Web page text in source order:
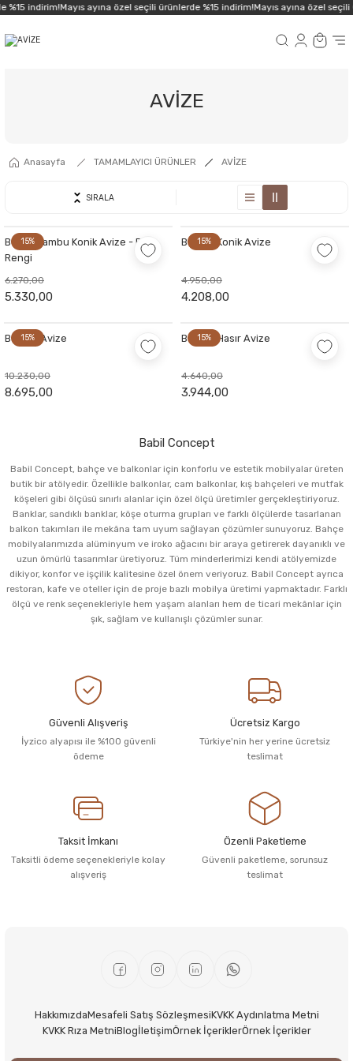
%15 indirim!Mayıs ayına özel seçili ürünlerde %15 indirim!Mayıs ayına özel seçili
AVİZE
Anasayfa TAMAMLAYICI ÜRÜNLER AVİZE
SIRALA
15%
Büyük Bambu Konik Avize - Bal
Rengi
6.270,00
5.330,00
15%
Bambu Konik Avize
4.950,00
4.208,00
15%
Bambu Avize
10.230,00
8.695,00
15%
Bambu Hasır Avize
4.640,00
3.944,00
Babil Concept
Babil Concept, bahçe ve balkonlar için konforlu ve estetik mobilyalar üreten
butik bir atölyedir. Özellikle balkonlar, cam balkonlar, kış bahçeleri ve mutfak
köşeleri gibi ölçüsü sınırlı alanlar için özel ölçü üretimler gerçekleştiriyoruz.
Banklar, sandıklı banklar, köşe oturma grupları ve farklı ölçülerde tasarlanan
balkon takımları ile mekâna tam uyum sağlayan çözümler sunuyoruz. Bahçe
mobilyalarımızda alüminyum ve iroko ağacını bir araya getirerek dayanıklı ve
uzun ömürlü tasarımlar üretiyoruz. Tüm minderlerimizi kendi atölyemizde
dikiyor, konfor ve işçilik kalitesine özel önem veriyoruz. Babil Concept ayrıca
restoran, kafe ve oteller için de proje bazlı mobilya üretimi yapmaktadır. Farklı
ölçü ve renk seçenekleriyle hem yaşam alanları hem de ticari mekânlar için
şık, sağlam ve kullanışlı çözümler sunar.
Güvenli Alışveriş
İyzico alyapısı ile %100 güvenli
ödeme
Ücretsiz Kargo
Türkiye'nin her yerine ücretsiz
teslimat
Taksit İmkanı
Taksitli ödeme seçenekleriyle kolay
alışveriş
Özenli Paketleme
Güvenli paketleme, sorunsuz
teslimat
HakkımızdaMesafeli Satış SözleşmesiKVKK Aydınlatma Metni
KVKK Rıza MetniBlogİletişimÖrnek İçeriklerÖrnek İçerikler